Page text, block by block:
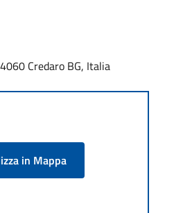
Credaro BG, Italia
in Mappa